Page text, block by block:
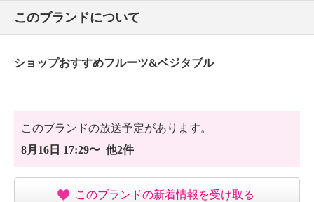
このブランドについて
ショップおすすめフルーツ&ベジタブル
このブランドの放送予定があります。
8月16日 17:29〜 他2件
このブランドの新着情報を受け取る